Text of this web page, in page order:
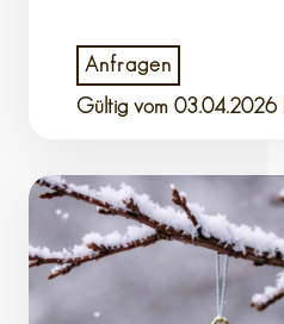
Anfragen
Gültig vom 03.04.2026